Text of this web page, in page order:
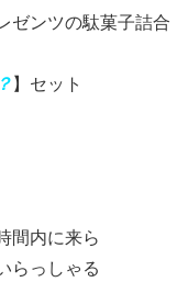
ゼンツの駄菓子詰合
】セット
間内に来ら
らっしゃる